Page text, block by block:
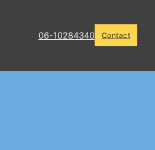
06-10284340 Contact